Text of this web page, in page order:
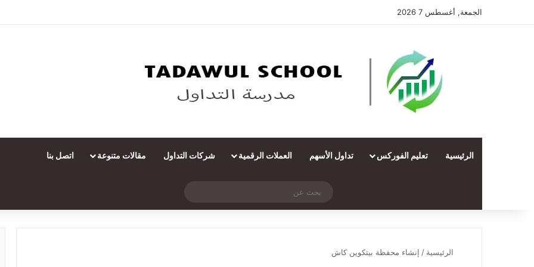
الجمعة, أغسطس 7 2026
الرئيسية تعليم الفوركس تداول الأسهم العملات الرقمية شركات التداول مقالات متنوعة اتصل بنا
تسجيل الدخول
مقال عشوائي
عن
الرئيسية / إنشاء محفظة بيتكوين كاش